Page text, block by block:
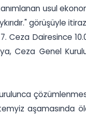
usul
görüşüyle
Ceza Dairesince
Ceza Genel
aşamasında